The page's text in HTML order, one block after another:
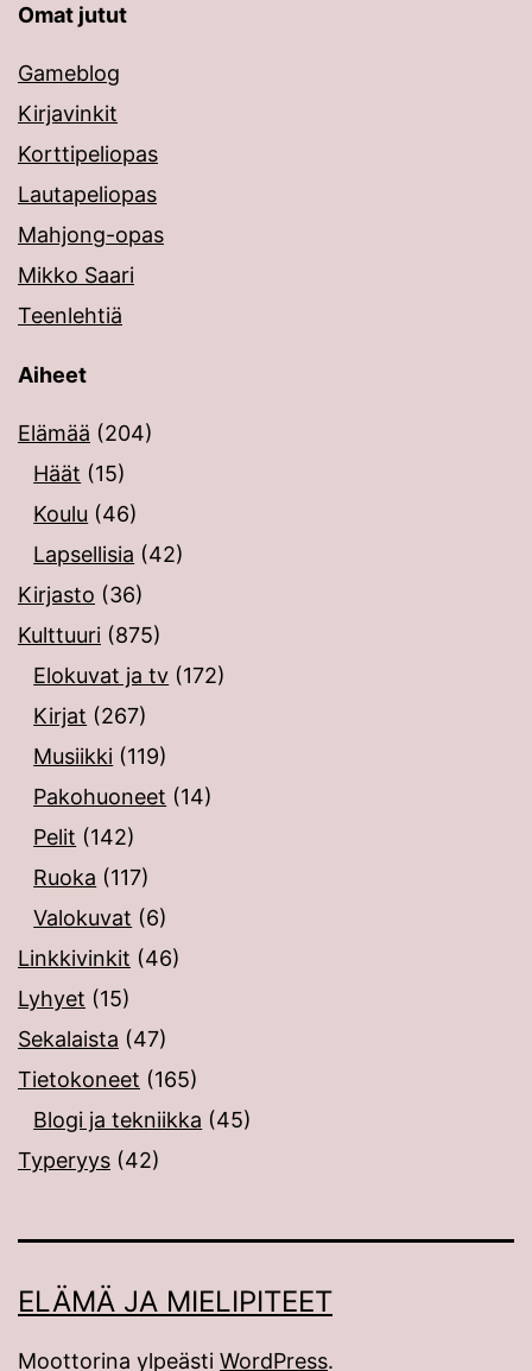
Omat jutut
Gameblog
Kirjavinkit
Korttipeliopas
Lautapeliopas
Mahjong-opas
Mikko Saari
Teenlehtiä
Aiheet
Elämää (204)
Häät (15)
Koulu (46)
Lapsellisia (42)
Kirjasto (36)
Kulttuuri (875)
Elokuvat ja tv (172)
Kirjat (267)
Musiikki (119)
Pakohuoneet (14)
Pelit (142)
Ruoka (117)
Valokuvat (6)
Linkkivinkit (46)
Lyhyet (15)
Sekalaista (47)
Tietokoneet (165)
Blogi ja tekniikka (45)
Typeryys (42)
ELÄMÄ JA MIELIPITEET
Moottorina ylpeästi WordPress.